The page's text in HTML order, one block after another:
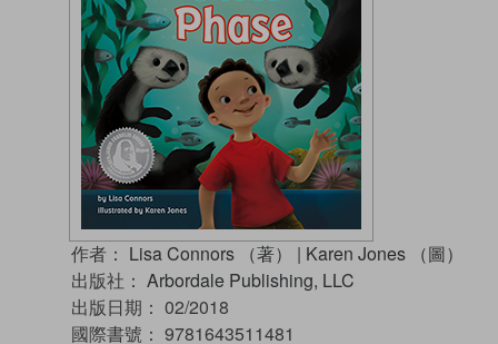
作者： Lisa Connors （著） | Karen Jones （圖）
出版社： Arbordale Publishing, LLC
出版日期： 02/2018
國際書號： 9781643511481